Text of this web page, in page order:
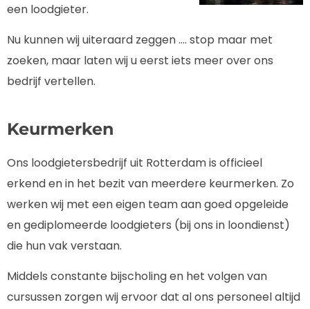
een loodgieter.
Nu kunnen wij uiteraard zeggen …. stop maar met
zoeken, maar laten wij u eerst iets meer over ons
bedrijf vertellen.
Keurmerken
Ons loodgietersbedrijf uit Rotterdam is officieel
erkend en in het bezit van meerdere keurmerken. Zo
werken wij met een eigen team aan goed opgeleide
en gediplomeerde loodgieters (bij ons in loondienst)
die hun vak verstaan.
Middels constante bijscholing en het volgen van
cursussen zorgen wij ervoor dat al ons personeel altijd